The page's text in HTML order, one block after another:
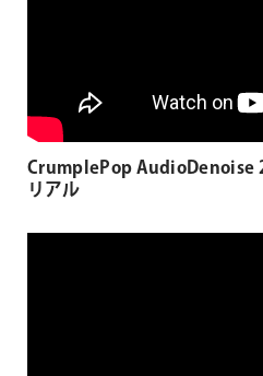
CrumplePop AudioDenoise
リアル